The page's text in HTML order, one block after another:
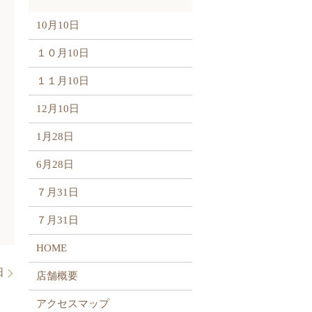
10月10日
１０月10日
１１月10日
12月10日
1月28日
6月28日
７月31日
７月31日
HOME
店舗概要
アクセスマップ